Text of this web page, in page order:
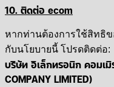
10. ติดต่อ ecom
หากท่านต้องการใช้สิทธิข
กับนโยบายนี้ โปรดติดต่อ:
บริษัท อิเล็กทรอนิก คอมเมิ
COMPANY LIMITED)